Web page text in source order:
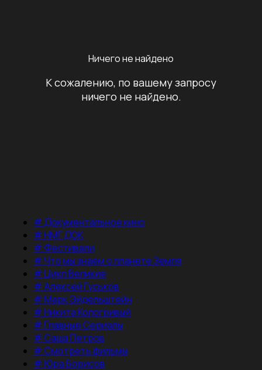
Ничего не найдено
К сожалению, по вашему запросу
ничего не найдено.
#Документальное кино
#НМГ ДОК
#Фестивали
#Что мы знаем о планете Земля
#Цикл Великие
#Алексей Гуськов
#Марк Эйдельштейн
#Никита Кологривый
#Главные Сериалы
#Саша Петров
#Смотреть фильмы
#Юра Борисов